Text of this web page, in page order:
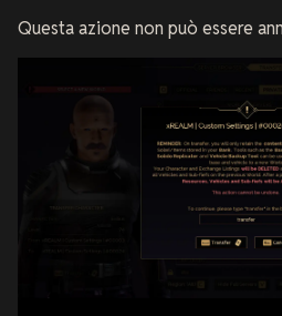
Questa azione non può essere